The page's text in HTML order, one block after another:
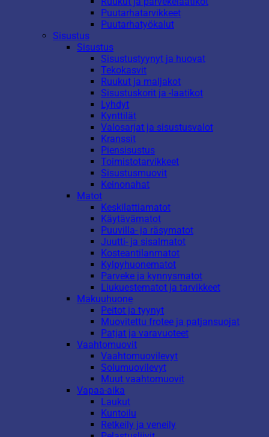
Puutarhatarvikkeet
Puutarhatyökalut
Sisustus
Sisustus
Sisustustyynyt ja huovat
Tekokasvit
Ruukut ja maljakot
Sisustuskorit ja -laatikot
Lyhdyt
Kynttilät
Valosarjat ja sisustusvalot
Kranssit
Piensisustus
Toimistotarvikkeet
Sisustusmuovit
Keinonahat
Matot
Keskilattiamatot
Käytävämatot
Puuvilla- ja räsymatot
Juutti- ja sisalmatot
Kosteantilanmatot
Kylpyhuonematot
Parveke ja kynnysmatot
Liukuestematot ja tarvikkeet
Makuuhuone
Peitot ja tyynyt
Muovitettu frotee ja patjansuojat
Patjat ja varavuoteet
Vaahtomuovit
Vaahtomuovilevyt
Solumuovilevyt
Muut vaahtomuovit
Vapaa-aika
Laukut
Kuntoilu
Retkeily ja veneily